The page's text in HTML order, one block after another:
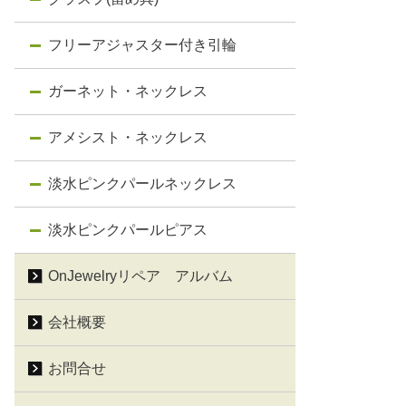
フリーアジャスター付き引輪
ガーネット・ネックレス
アメシスト・ネックレス
淡水ピンクパールネックレス
淡水ピンクパールピアス
OnJewelryリペア アルバム
会社概要
お問合せ